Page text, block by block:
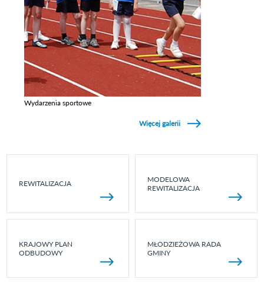
Wydarzenia sportowe
Więcej galerii
REWITALIZACJA
MODELOWA
REWITALIZACJA
KRAJOWY PLAN
ODBUDOWY
MŁODZIEŻOWA RADA
GMINY